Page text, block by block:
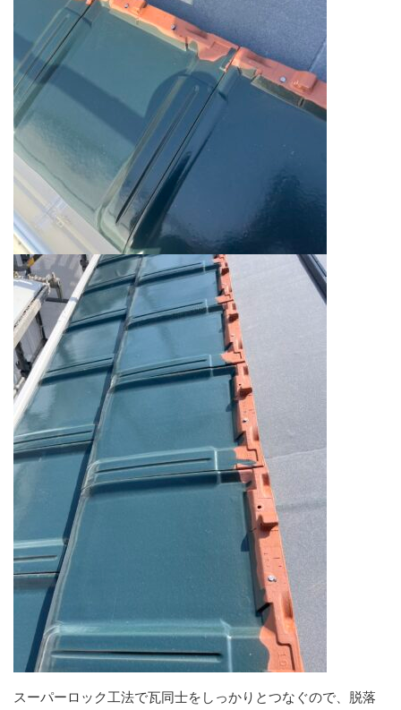
スーパーロック工法で瓦同士をしっかりとつなぐので、脱落